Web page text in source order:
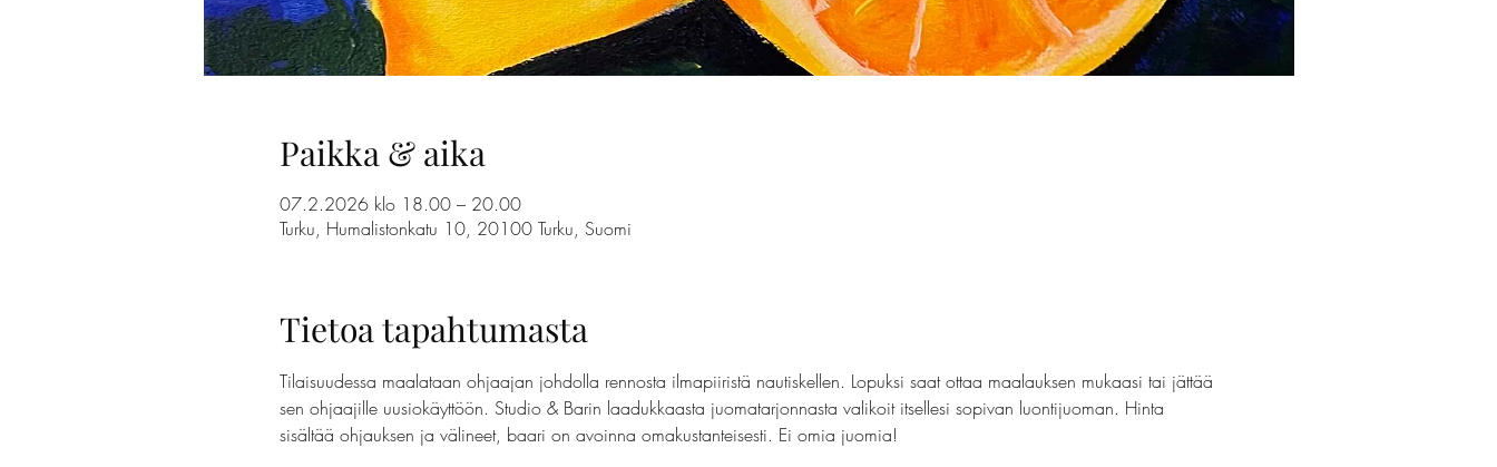
Paikka & aika
07.2.2026 klo 18.00 – 20.00
Turku, Humalistonkatu 10, 20100 Turku, Suomi
Tietoa tapahtumasta
Tilaisuudessa maalataan ohjaajan johdolla rennosta ilmapiiristä nautiskellen. Lopuksi saat ottaa maalauksen mukaasi tai jättää
sen ohjaajille uusiokäyttöön. Studio & Barin laadukkaasta juomatarjonnasta valikoit itsellesi sopivan luontijuoman. Hinta
sisältää ohjauksen ja välineet, baari on avoinna omakustanteisesti. Ei omia juomia!